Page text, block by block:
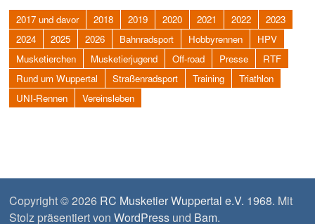
2017 und davor 2018 2019 2020 2021 2022
2023
2024
2025 2026 Bahnradsport Hobbyrennen
HPV
Musketierchen
Musketierjugend Off-road Presse
RTF
Rund um Wuppertal
Straßenradsport Training
Triathlon
UNI-Rennen
Vereinsleben
Copyright © 2026 RC Musketier Wuppertal e.V. 1968. Mit
Stolz präsentiert von WordPressund Bam.